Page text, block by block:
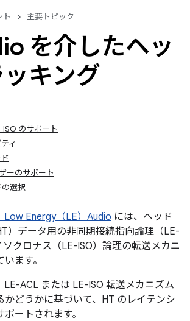
ト 主要トピック
を介したヘッ
ッキング
ISO のサポート
ィ
ーのサポート
選択
Energy（LE）Audio には、ヘッド
）データ用の非同期接続指向論理（LE-
クロナス（LE-ISO）論理の転送メカニ
ます。
LE-ACL または LE-ISO 転送メカニズム
かどうかに基づいて、HT のレイテンシ
ートされます。